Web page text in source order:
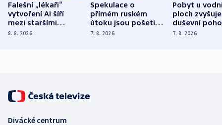
Falešní „lékaři“
vytvoření AI šíří
mezi staršími
Poláky nebezpečné
8. 8. 2026
Spekulace o
přímém ruském
útoku jsou pošetilé,
míní estonský
7. 8. 2026
Pobyt u
ploch zvyšuje
duševní
ukázala
7. 8. 2026
Divácké centrum